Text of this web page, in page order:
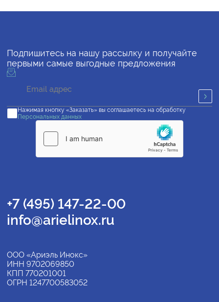
Подпишитесь на нашу рассылку и получайте
первыми самые выгодные предложения
Нажимая кнопку «Заказать» вы соглашаетесь на обработку
Персональных данных
+7 (495) 147-22-00
info@arielinox.ru
ООО «Ариэль Инокс»
ИНН 9702069850
КПП 770201001
ОГРН 1247700583052